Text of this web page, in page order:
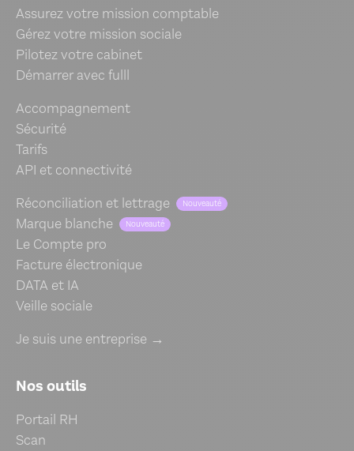
Assurez votre mission comptable
Gérez votre mission sociale
Pilotez votre cabinet
Démarrer avec fulll
Accompagnement
Sécurité
Tarifs
API et connectivité
Réconciliation et lettrage
Nouveauté
Marque blanche Nouveauté
Le Compte pro
Facture électronique
DATA et IA
Veille sociale
Je suis une entreprise →
Nos outils
Portail RH
Scan